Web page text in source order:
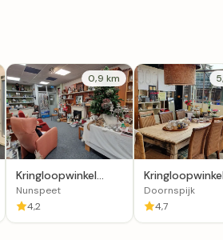
0,9 km
Kringloopwinkel
Woord en Daad in
Nunspeet
Nunspeet
4,2
Vuurdoorn' in
Doornspijk
Doornspijk
4,7